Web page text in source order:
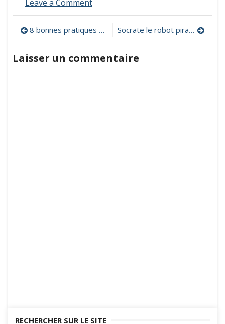
Leave a Comment
de
plus
300
Navigation
de
l’article
8 bonnes pratiques pour se protéger sur les réseaux sociaux Socrate le robot pirate, faire du codage dans un livre dont vous êtes le héros
Laisser un commentaire
RECHERCHER SUR LE SITE